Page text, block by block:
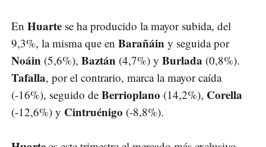
En Huarte se ha producido la mayor subida, del
9,3%, la misma que en Barañáin y seguida por
Noáin (5,6%), Baztán (4,7%) y Burlada (0,8%).
Tafalla, por el contrario, marca la mayor caída
(-16%), seguido de Berrioplano (14,2%), Corella
(-12,6%) y Cintruénigo (-8,8%).